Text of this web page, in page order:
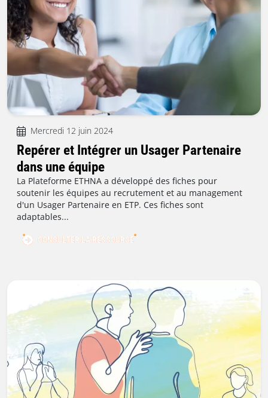
Mercredi 12 juin 2024
Repérer et Intégrer un Usager Partenaire
dans une équipe
La Plateforme ETHNA a développé des fiches pour
soutenir les équipes au recrutement et au management
d'un Usager Partenaire en ETP. Ces fiches sont
adaptables...
CONSULTER LA RESSOURCE